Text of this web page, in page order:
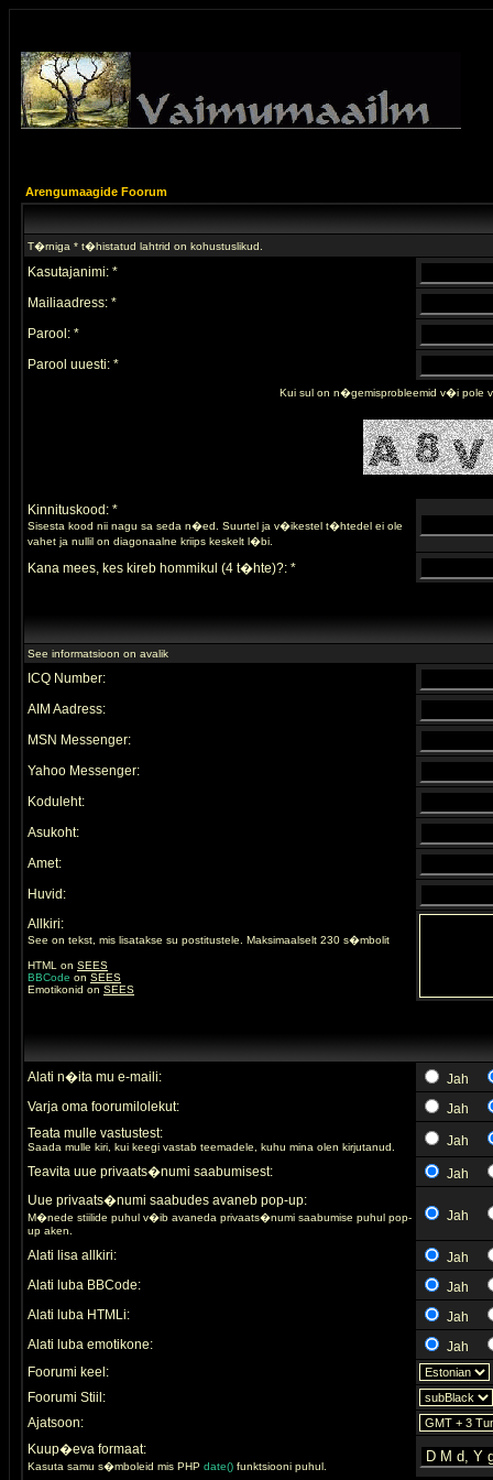
Arengumaagide Foorum
T�rniga * t�histatud lahtrid on kohustuslikud.
Kasutajanimi: *
Mailiaadress: *
Parool: *
Parool uuesti: *
Kui sul on n�gemisprobleemid v�i pole
Kinnituskood: *
Sisesta kood nii nagu sa seda n�ed. Suurtel ja v�ikestel t�htedel ei ole
vahet ja nullil on diagonaalne kriips keskelt l�bi.
Kana mees, kes kireb hommikul (4 t�hte)?: *
See informatsioon on avalik
ICQ Number:
AIM Aadress:
MSN Messenger:
Yahoo Messenger:
Koduleht:
Asukoht:
Amet:
Huvid:
Allkiri:
See on tekst, mis lisatakse su postitustele. Maksimaalselt 230 s�mbolit
HTML on SEES
BBCode on SEES
Emotikonid on SEES
Alati n�ita mu e-maili:
Jah
Varja oma foorumilolekut:
Jah
Teata mulle vastustest:
Saada mulle kiri, kui keegi vastab teemadele, kuhu mina olen kirjutanud.
Jah
Teavita uue privaats�numi saabumisest:
Jah
Uue privaats�numi saabudes avaneb pop-up:
M�nede stiilide puhul v�ib avaneda privaats�numi saabumise puhul pop-
up aken.
Jah
Alati lisa allkiri:
Jah
Alati luba BBCode:
Jah
Alati luba HTMLi:
Jah
Alati luba emotikone:
Jah
Foorumi keel:
Foorumi Stiil:
Ajatsoon:
Kuup�eva formaat:
Kasuta samu s�mboleid mis PHP date() funktsiooni puhul.